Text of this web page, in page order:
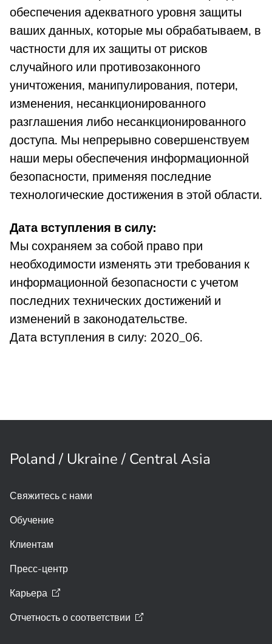
обеспечения адекватного уровня защиты
ваших данных, которые мы обрабатываем, в
частности для их защиты от рисков
случайного или противозаконного
уничтожения, манипулирования, потери,
изменения, несанкционированного
разглашения либо несанкционированного
доступа. Мы непрерывно совершенствуем
наши меры обеспечения информационной
безопасности, применяя последние
технологические достижения в этой области.
Дата вступления в силу:
Мы сохраняем за собой право при
необходимости изменять эти требования к
информационной безопасности с учетом
последних технических достижений и
изменений в законодательстве.
Дата вступления в силу: 2020_06.
Poland / Ukraine / Central Asia
Свяжитесь с нами
Обучение
Клиентам
Пресс-центр
Карьера
Отчетность осоответствии